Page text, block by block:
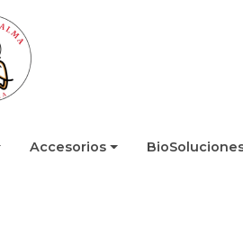
Accesorios